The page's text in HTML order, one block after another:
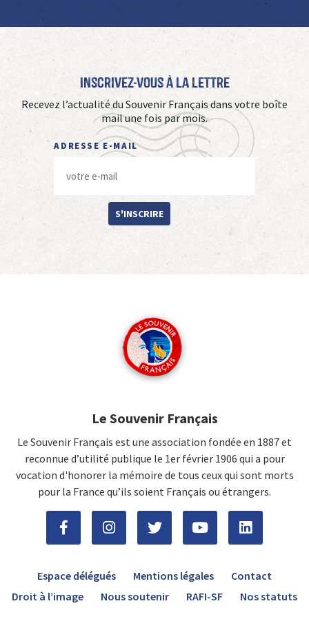
Inscrivez-vous à La Lettre
Recevez l’actualité du Souvenir Français dans votre boîte
mail une fois par mois.
ADRESSE E-MAIL
S'INSCRIRE
Le Souvenir Français
Le Souvenir Français est une association fondée en 1887 et
reconnue d’utilité publique le 1er février 1906 qui a pour
vocation d'honorer la mémoire de tous ceux qui sont morts
pour la France qu’ils soient Français ou étrangers.
Espace délégués Mentions légales
Contact
Droit à l’image
Nous soutenir RAFI-SF Nos statuts